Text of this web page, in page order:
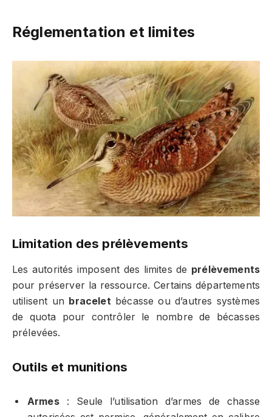
Réglementation et limites
Limitation des prélèvements
Les autorités imposent des limites de prélèvements
pour préserver la ressource. Certains départements
utilisent un braceletbécasse ou d’autres systèmes
de quota pour contrôler le nombre de bécasses
prélevées.
Outils et munitions
Armes: Seule l’utilisation d’armes de chasse